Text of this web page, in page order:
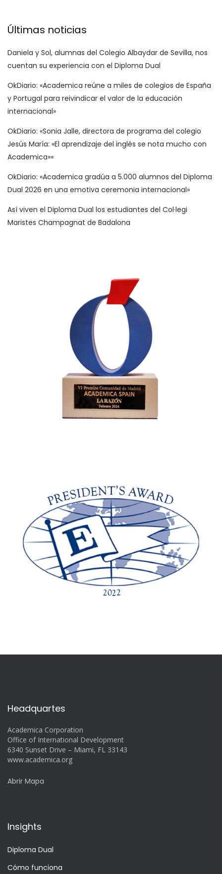
Últimas noticias
Daniela y Sol, alumnas del Colegio Albaydar de Sevilla, nos
cuentan su experiencia con el Diploma Dual
OkDiario: «Academica reúne a miles de colegios de España
y Portugal para reivindicar el valor de la educación
internacional»
OkDiario: «Sonia Jalle, directora de programa del colegio
Jesús María: «El aprendizaje del inglés se nota mucho con
Academica»»
OkDiario: «Academica gradúa a 5.000 alumnos del Diploma
Dual 2026 en una emotiva ceremonia internacional»
Así viven el Diploma Dual los estudiantes del Col·legi
Maristes Champagnat de Badalona
Headquartes
Academica Corporation
Office of International Development
6340 Sunset Drive – Miami, FL 33143
www.academica.org
Abrir Mapa
Insights
Diploma Dual
Cómo funciona